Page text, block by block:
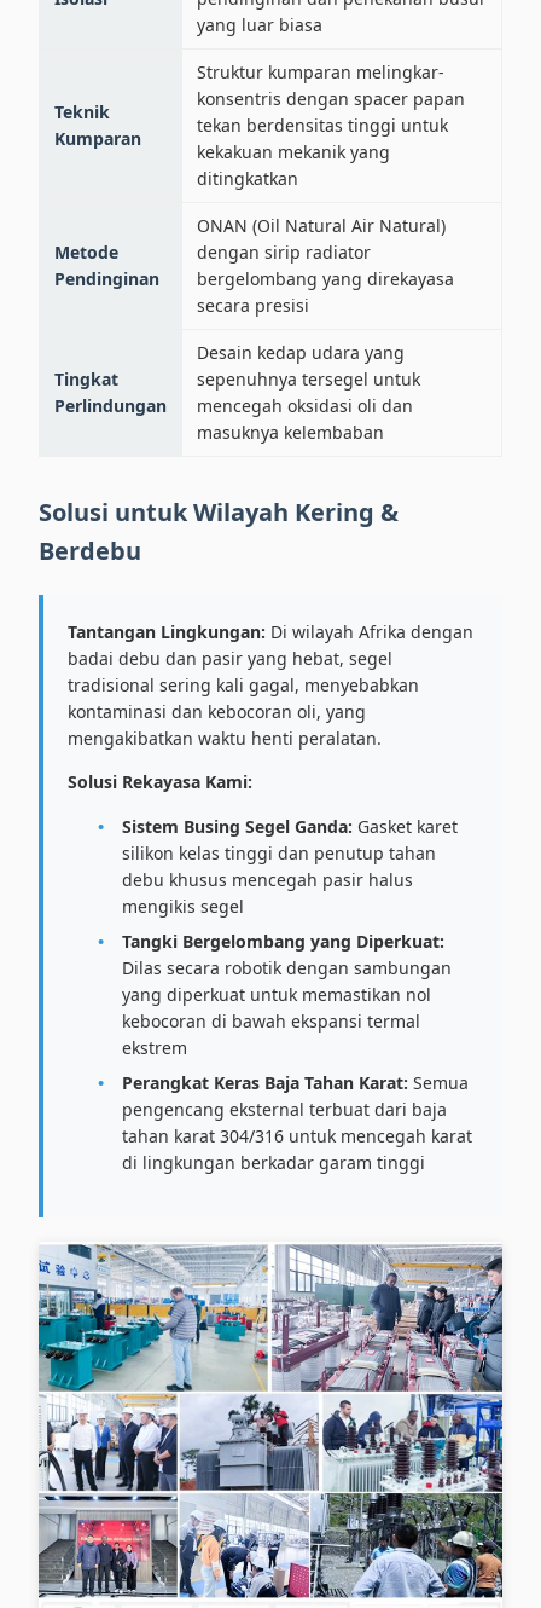
yang luar biasa
Teknik
Kumparan
Struktur kumparan melingkar-
konsentris dengan spacer papan
tekan berdensitas tinggi untuk
kekakuan mekanik yang
ditingkatkan
Metode
Pendinginan
ONAN (Oil Natural Air Natural)
dengan sirip radiator
bergelombang yang direkayasa
secara presisi
Tingkat
Perlindungan
Desain kedap udara yang
sepenuhnya tersegel untuk
mencegah oksidasi oli dan
masuknya kelembaban
Solusi untuk Wilayah Kering &
Berdebu
Tantangan Lingkungan: Di wilayah Afrika dengan
badai debu dan pasir yang hebat, segel
tradisional sering kali gagal, menyebabkan
kontaminasi dan kebocoran oli, yang
mengakibatkan waktu henti peralatan.
Solusi Rekayasa Kami:
Sistem Busing Segel Ganda: Gasket karet
silikon kelas tinggi dan penutup tahan
debu khusus mencegah pasir halus
mengikis segel
Tangki Bergelombang yang Diperkuat:
Dilas secara robotik dengan sambungan
yang diperkuat untuk memastikan nol
kebocoran di bawah ekspansi termal
ekstrem
Perangkat Keras Baja Tahan Karat: Semua
pengencang eksternal terbuat dari baja
tahan karat 304/316 untuk mencegah karat
di lingkungan berkadar garam tinggi